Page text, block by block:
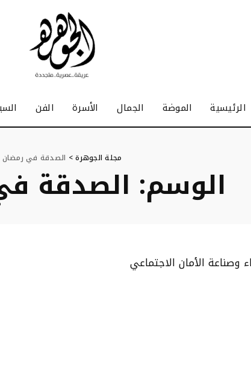
الرئيسية الموضة الجمال الأسرة الفن
مجلة الجوهرة> الصدقة في رمضان
الوسم: الصدقة